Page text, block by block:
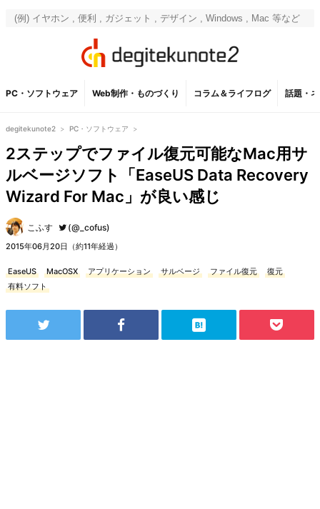
PC・ソフトウェア Web制作・ものづくり コラム＆ライフログ 話題・
degitekunote2 > PC・ソフトウェア >
2ステップでファイル復元可能なMac用サ
ルベージソフト「EaseUS Data Recovery
Wizard For Mac」が良い感じ
こふす (@_cofus)
2015年06月20日（約11年経過）
EaseUS MacOSX アプリケーション サルベージ ファイル復元
復元
有料ソフト